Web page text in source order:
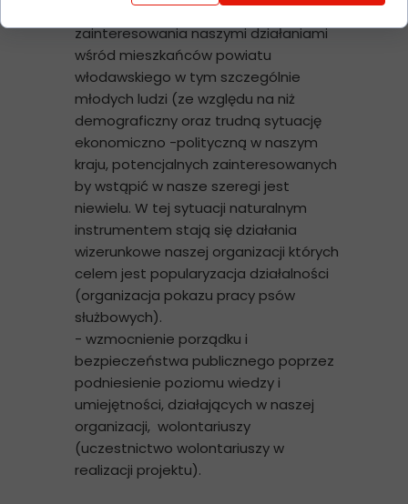
- wzbudzenie większego
zainteresowania naszymi działaniami
wśród mieszkańców powiatu
włodawskiego w tym szczególnie
młodych ludzi (ze względu na niż
demograficzny oraz trudną sytuację
ekonomiczno -polityczną w naszym
kraju, potencjalnych zainteresowanych
by wstąpić w nasze szeregi jest
niewielu. W tej sytuacji naturalnym
instrumentem stają się działania
wizerunkowe naszej organizacji których
celem jest popularyzacja działalności
(organizacja pokazu pracy psów
służbowych).
- wzmocnienie porządku i
bezpieczeństwa publicznego poprzez
podniesienie poziomu wiedzy i
umiejętności, działających w naszej
organizacji, wolontariuszy
(uczestnictwo wolontariuszy w
realizacji projektu).